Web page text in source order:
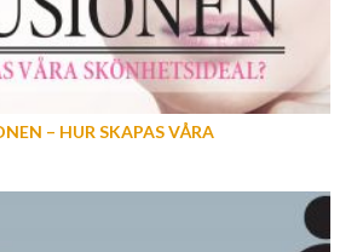
– HUR SKAPAS VÅRA